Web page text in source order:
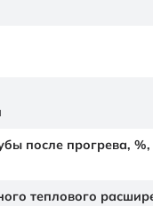
после прогрева,
теплового